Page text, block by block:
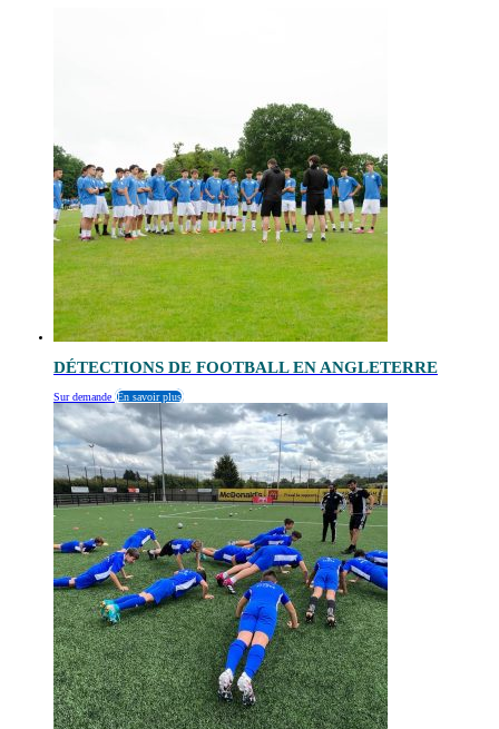
DÉTECTIONS DE FOOTBALL EN ANGLETERRE
Sur demande En savoir plus